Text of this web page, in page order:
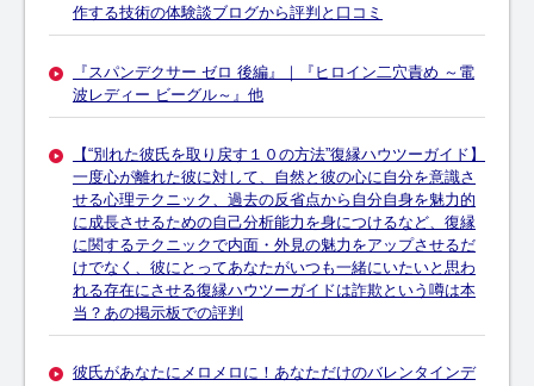
作する技術の体験談ブログから評判と口コミ
『スパンデクサー ゼロ 後編』｜『ヒロイン二穴責め ～電
波レディー ビーグル～』他
【“別れた彼氏を取り戻す１０の方法”復縁ハウツーガイド】
一度心が離れた彼に対して、自然と彼の心に自分を意識さ
せる心理テクニック、過去の反省点から自分自身を魅力的
に成長させるための自己分析能力を身につけるなど、復縁
に関するテクニックで内面・外見の魅力をアップさせるだ
けでなく、彼にとってあなたがいつも一緒にいたいと思わ
れる存在にさせる復縁ハウツーガイドは詐欺という噂は本
当？あの掲示板での評判
彼氏があなたにメロメロに！あなただけのバレンタインデ